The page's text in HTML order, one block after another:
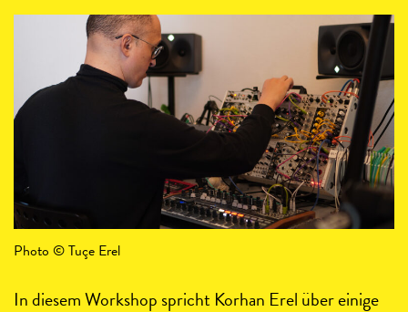
Photo © Tuçe Erel
In diesem Workshop spricht Korhan Erel über einige